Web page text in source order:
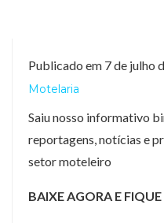
Publicado em 7 de julho
Motelaria
Saiu nosso informativo
reportagens, notícias e
setor moteleiro
BAIXE AGORA E